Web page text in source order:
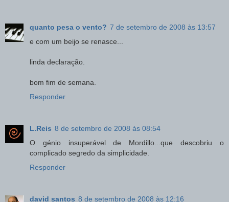
quanto pesa o vento? 7 de setembro de 2008 às 13:57
e com um beijo se renasce...
linda declaração.
bom fim de semana.
Responder
L.Reis 8 de setembro de 2008 às 08:54
O génio insuperável de Mordillo...que descobriu o
complicado segredo da simplicidade.
Responder
david santos 8 de setembro de 2008 às 12:16